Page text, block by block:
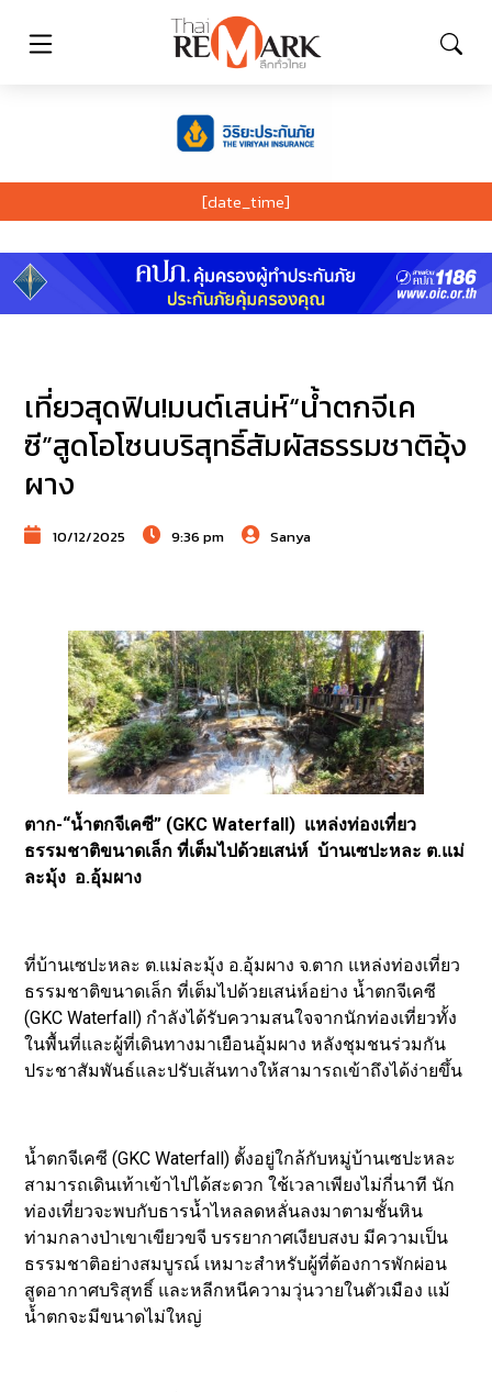
[date_time]
เที่ยวสุดฟิน!มนต์เสน่ห์“น้ำตกจีเค
ซี”สูดโอโซนบริสุทธิ์สัมผัสธรรมชาติอุ้ง
ผาง
10/12/2025 9:36 pm Sanya
ตาก-“น้ำตกจีเคซี” (GKC Waterfall) แหล่งท่องเที่ยว
ธรรมชาติขนาดเล็ก ที่เต็มไปด้วยเสน่ห์ บ้านเซปะหละ ต.แม่
ละมุ้ง อ.อุ้มผาง
ที่บ้านเซปะหละ ต.แม่ละมุ้ง อ.อุ้มผาง จ.ตาก แหล่งท่องเที่ยว
ธรรมชาติขนาดเล็ก ที่เต็มไปด้วยเสน่ห์อย่าง น้ำตกจีเคซี
(GKC Waterfall) กำลังได้รับความสนใจจากนักท่องเที่ยวทั้ง
ในพื้นที่และผู้ที่เดินทางมาเยือนอุ้มผาง หลังชุมชนร่วมกัน
ประชาสัมพันธ์และปรับเส้นทางให้สามารถเข้าถึงได้ง่ายขึ้น
น้ำตกจีเคซี (GKC Waterfall) ตั้งอยู่ใกล้กับหมู่บ้านเซปะหละ
สามารถเดินเท้าเข้าไปได้สะดวก ใช้เวลาเพียงไม่กี่นาที นัก
ท่องเที่ยวจะพบกับธารน้ำไหลลดหลั่นลงมาตามชั้นหิน
ท่ามกลางป่าเขาเขียวขจี บรรยากาศเงียบสงบ มีความเป็น
ธรรมชาติอย่างสมบูรณ์ เหมาะสำหรับผู้ที่ต้องการพักผ่อน
สูดอากาศบริสุทธิ์ และหลีกหนีความวุ่นวายในตัวเมือง แม้
น้ำตกจะมีขนาดไม่ใหญ่